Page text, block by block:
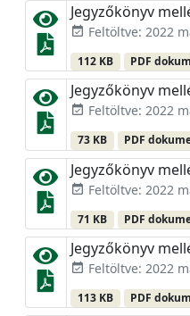
Jegyzőkönyv
event_available Feltöltve: 2022
112 KB PDF
Jegyzőkönyv
event_available Feltöltve: 2022
73 KB PDF
Jegyzőkönyv
event_available Feltöltve: 2022
71 KB PDF
Jegyzőkönyv
event_available Feltöltve: 2022
113 KB PDF